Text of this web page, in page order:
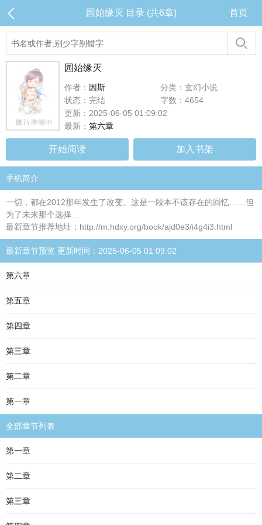
园始缘灭 目录 (共6章) 首页
园始缘灭
作者： 因斯
分类：玄幻小说
状态：完结
字数：4654
更新：2025-06-05 01:09:02
最新： 第六章
开始阅读 加入书架
手机简介
一切，都在2012那年发生了改变。这是一段本不该存在的回忆……但
为了未来那个选择 ...
最新章节推荐地址：http://m.hdxy.org/book/ajd0e3/i4g4i3.html
最新章节预览 更新时间：2025-06-05 01:09:02
第六章
第五章
第四章
第三章
第二章
第一章
全部章节列表
第一章
第二章
第三章